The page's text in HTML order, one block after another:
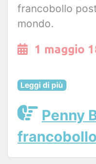
francobollo
mondo.
1 maggio
Leggi di più
Penny